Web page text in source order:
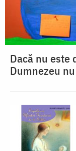
Dacă nu este
Dumnezeu